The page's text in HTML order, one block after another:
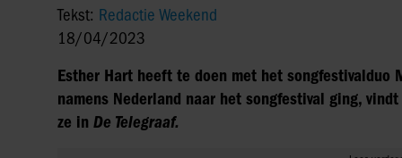
Tekst: Redactie Weekend
18/04/2023
Esther Hart heeft te doen met het songfestivalduo
namens Nederland naar het songfestival ging,
ze in De Telegraaf.